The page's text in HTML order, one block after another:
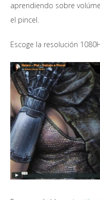
aprendiendo sobre
el pincel.
Escoge la resolución